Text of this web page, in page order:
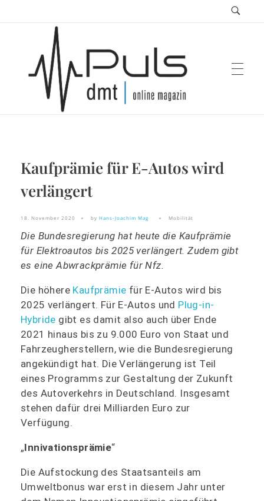
Puls Magazin
Zukunft der Mobilität
Kaufprämie für E-Autos wird
verlängert
18. November 2020 by Hans-Joachim Mag Mobilität
Die Bundesregierung hat heute die Kaufprämie
für Elektroautos bis 2025 verlängert. Zudem gibt
es eine Abwrackprämie für Nfz.
Die höhere Kaufprämie für E-Autos wird bis
2025 verlängert. Für E-Autos und Plug-in-
Hybride gibt es damit also auch über Ende
2021 hinaus bis zu 9.000 Euro von Staat und
Fahrzeugherstellern, wie die Bundesregierung
angekündigt hat. Die Verlängerung ist Teil
eines Programms zur Gestaltung der Zukunft
des Autoverkehrs in Deutschland. Insgesamt
stehen dafür drei Milliarden Euro zur
Verfügung.
„Innivationsprämie“
Die Aufstockung des Staatsanteils am
Umweltbonus war erst in diesem Jahr unter